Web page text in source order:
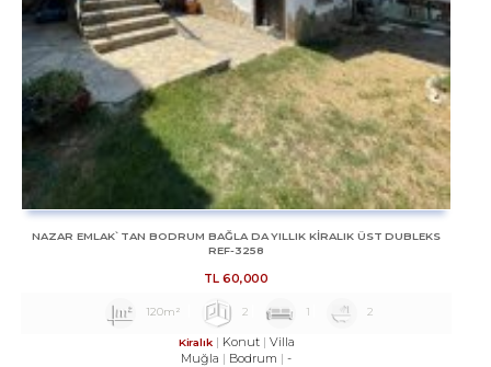
NAZAR EMLAK`TAN BODRUM BAĞLA DA YILLIK KİRALIK ÜST DUBLEKS
REF-3258
TL60,000
120m² 2 1 2
Kiralık Konut
Villa
Muğla
Bodrum -